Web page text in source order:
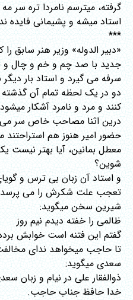
گرفته، میترسم نامردا تره سر
استاد میشه و پشیمانی فایده
***
«دبیر الدوله» وزیر هنر سابق را
جدید با صد چم و خم و چال و
سرفه می گیرد و استاد بار دیگر
دو در یک لحظه تمام آن گذشته
کنند و مرد و نامرد آشکار
درین اثنا مصاحب خاص سر
حضور امیر هنوز هم
معطل بمانین، آیا بهتر
شوین؟
و استاد آن زبان بی ترس و
تعجب علت شکرش را می پرسد
شیرین سخن میگوید:
ظالمی را خفته دیدم نیم روز
گفتم این فتنه است خوابش
تا حاجب میخواهد ندای مخالفت
سعدی میگوید:
ذوالفقار علی در نیام و زبان
خدا حافظ جناب حاجب.